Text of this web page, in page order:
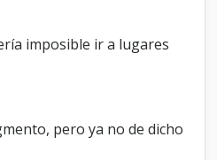
imposible ir a lugares
pero ya no de dicho